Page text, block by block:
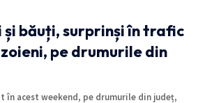
băuți, surprinși în trafic
pe drumurile din
în acest weekend, pe drumurile din județ,